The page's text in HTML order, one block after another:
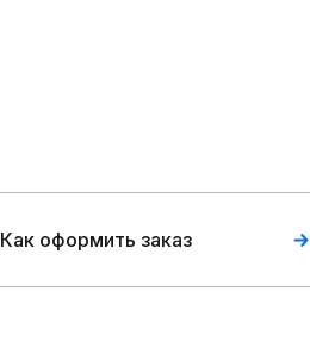
Как оформить заказ